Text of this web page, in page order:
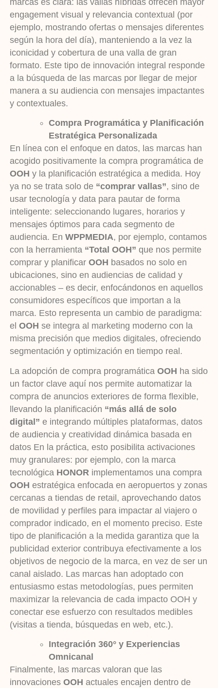
engagement visual y relevancia contextual (por
ejemplo, mostrando ofertas o mensajes diferentes
según la hora del día), manteniendo a la vez la
iconicidad y cobertura de una valla de gran
formato. Este tipo de innovación integral responde
a la búsqueda de las marcas por llegar de mejor
manera a su audiencia con mensajes impactantes
y contextuales.
Compra Programática y Planificación
Estratégica Personalizada
En línea con el enfoque en datos, las marcas han
acogido positivamente la compra programática de
OOH y la planificación estratégica a medida. Hoy
ya no se trata solo de “comprar vallas”, sino de
usar tecnología y data para pautar de forma
inteligente: seleccionando lugares, horarios y
mensajes óptimos para cada segmento de
audiencia. En WPPMEDIA, por ejemplo, contamos
con la herramienta “Total OOH” que nos permite
comprar y planificar OOH basados no solo en
ubicaciones, sino en audiencias de calidad y
accionables – es decir, enfocándonos en aquellos
consumidores específicos que importan a la
marca. Esto representa un cambio de paradigma:
el OOH se integra al marketing moderno con la
misma precisión que medios digitales, ofreciendo
segmentación y optimización en tiempo real.
La adopción de compra programática OOH ha sido
un factor clave aquí nos permite automatizar la
compra de anuncios exteriores de forma flexible,
llevando la planificación “más allá de solo
digital” e integrando múltiples plataformas, datos
de audiencia y creatividad dinámica basada en
datos En la práctica, esto posibilita activaciones
muy granulares: por ejemplo, con la marca
tecnológica HONOR implementamos una compra
OOH estratégica enfocada en aeropuertos y zonas
cercanas a tiendas de retail, aprovechando datos
de movilidad y perfiles para impactar al viajero o
comprador indicado, en el momento preciso. Este
tipo de planificación a la medida garantiza que la
publicidad exterior contribuya efectivamente a los
objetivos de negocio de la marca, en vez de ser un
canal aislado. Las marcas han adoptado con
entusiasmo estas metodologías, pues permiten
maximizar la relevancia de cada impacto OOH y
conectar ese esfuerzo con resultados medibles
(visitas a tienda, búsquedas en web, etc.).
Integración 360° y Experiencias
Omnicanal
Finalmente, las marcas valoran que las
innovaciones OOH actuales encajen dentro de